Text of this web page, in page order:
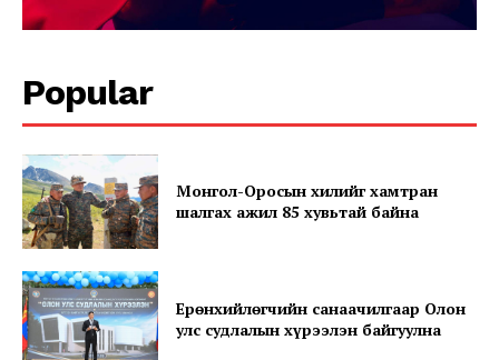
Popular
Монгол-Оросын хилийг хамтран
шалгах ажил 85 хувьтай байна
Ерөнхийлөгчийн санаачилгаар Олон
улс судлалын хүрээлэн байгуулна